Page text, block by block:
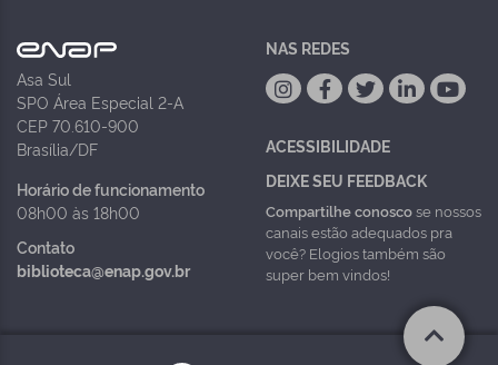
Asa Sul
SPO Área Especial 2-A
CEP 70.610-900
Brasília/DF
Horário de funcionamento
08h00 às 18h00
Contato
biblioteca@enap.gov.br
NAS REDES
ACESSIBILIDADE
DEIXE SEU FEEDBACK
Compartilhe conoscose nossos
canais estão adequados pra
você? Elogios também são
super bem vindos!